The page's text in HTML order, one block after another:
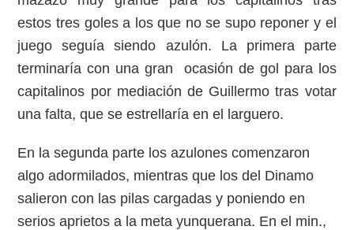
estos tres goles a los que no se supo reponer y el
juego seguía siendo azulón. La primera parte
terminaría con una gran ocasión de gol para los
capitalinos por mediación de Guillermo tras votar
una falta, que se estrellaría en el larguero.
En la segunda parte los azulones comenzaron
algo adormilados, mientras que los del Dinamo
salieron con las pilas cargadas y poniendo en
serios aprietos a la meta yunquerana. En el min.,